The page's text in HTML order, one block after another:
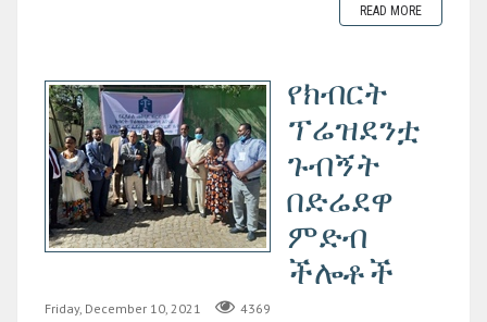
READ MORE
የክብርት
ፕሬዝደንቷ
ጉብኝት
በድሬደዋ
ምድብ
ችሎቶች
Friday, December 10, 2021 4369